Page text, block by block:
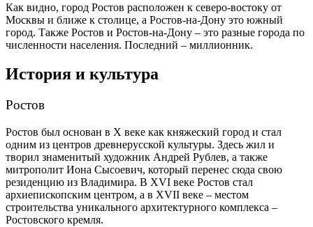
Как видно, город Ростов расположен к северо-востоку от
Москвы и ближе к столице, а Ростов-на-Дону это южный
город. Также Ростов и Ростов-на-Дону – это разные города по
численности населения. Последний – миллионник.
История и культура
Ростов
Ростов был основан в X веке как княжеский город и стал
одним из центров древнерусской культуры. Здесь жил и
творил знаменитый художник Андрей Рублев, а также
митрополит Иона Сысоевич, который перенес сюда свою
резиденцию из Владимира. В XVI веке Ростов стал
архиепископским центром, а в XVII веке – местом
строительства уникального архитектурного комплекса –
Ростовского кремля.